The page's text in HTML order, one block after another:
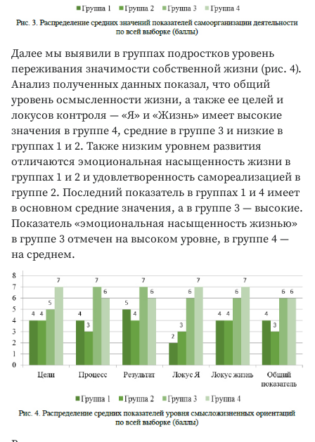
Далее мы выявили в группах подростков уровень
переживания значимости собственной жизни (рис. 4).
Анализ полученных данных показал, что общий
уровень осмысленности жизни, а также ее целей и
локусов контроля — «Я» и «Жизнь» имеет высокие
значения в группе 4, средние в группе 3 и низкие в
группах 1 и 2. Также низким уровнем развития
отличаются эмоциональная насыщенность жизни в
группах 1 и 2 и удовлетворенность самореализацией в
группе 2. Последний показатель в группах 1 и 4 имеет
в основном средние значения, а в группе 3 — высокие.
Показатель «эмоциональная насыщенность жизнью»
в группе 3 отмечен на высоком уровне, в группе 4 —
на среднем.